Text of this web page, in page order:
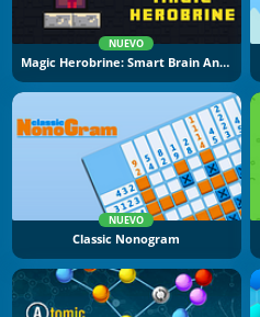
NUEVO
Magic Herobrine: Smart Brain And Puzzle Quest
NUEVO
Classic Nonogram